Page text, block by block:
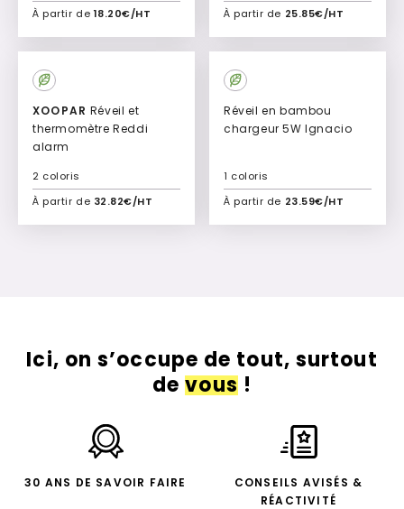
À partir de 18.20€/HT
Ajouter à mon devis
À partir de 25.85€/HT
Ajouter à mon devis
XOOPAR
thermomètre Reddi
alarm
À partir de 32.82€/HT
2 coloris
Ajouter à mon devis
Réveil en bambou
chargeur 5W Ignacio
À partir de 23.59€/HT
1 coloris
Ajouter à mon devis
Ici, on s’occupe de tout, surtout
devous!
30 ANS DE SAVOIR FAIRE
CONSEILS AVISÉS &
RÉACTIVITÉ